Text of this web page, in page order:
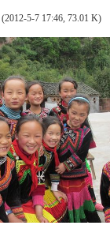
(2012-5-7 17:46, 73.01 K)